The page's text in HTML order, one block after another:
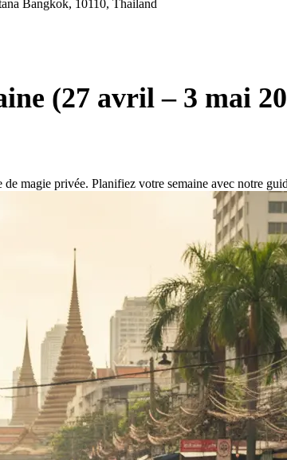
Bangkok, 10110, Thailand
(27 avril – 3 mai
magie privée. Planifiez votre semaine avec notre